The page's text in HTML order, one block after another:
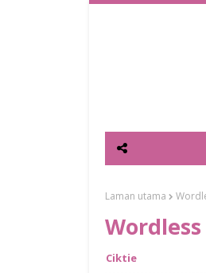
Laman utama
Ciktie